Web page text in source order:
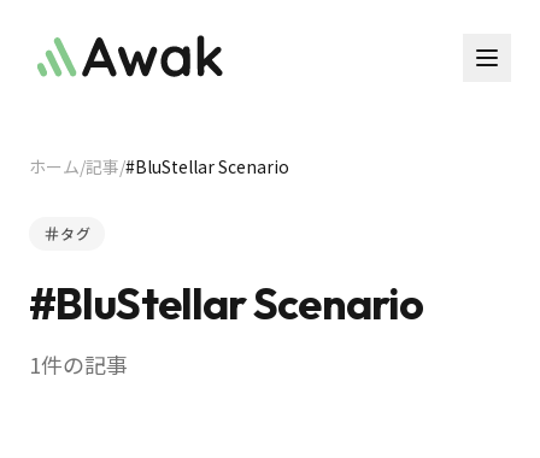
ホーム/記事/#BluStellar Scenario
タグ
#BluStellar Scenario
1件の記事